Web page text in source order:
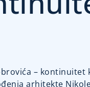
–
arhitekte